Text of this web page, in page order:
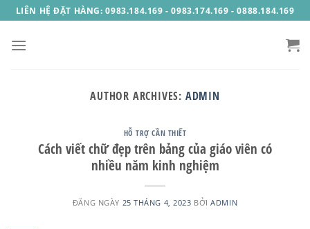
Skip
to
content
LIÊN HỆ ĐẶT HÀNG: 0983.184.169 - 0983.174.169 - 0888.184.169
AUTHOR ARCHIVES: ADMIN
HỖ TRỢ CẦN THIẾT
Cách viết chữ đẹp trên bảng của giáo viên có
nhiều năm kinh nghiệm
ĐĂNG NGÀY 25 THÁNG 4, 2023 BỞIADMIN